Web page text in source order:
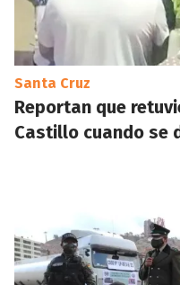
Santa Cruz
Reportan que
Castillo cuando se